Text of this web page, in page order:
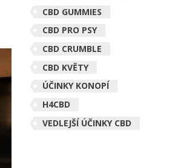
CBD GUMMIES
CBD PRO PSY
CBD CRUMBLE
CBD KVĚTY
ÚČINKY KONOPÍ
H4CBD
VEDLEJŠÍ ÚČINKY CBD